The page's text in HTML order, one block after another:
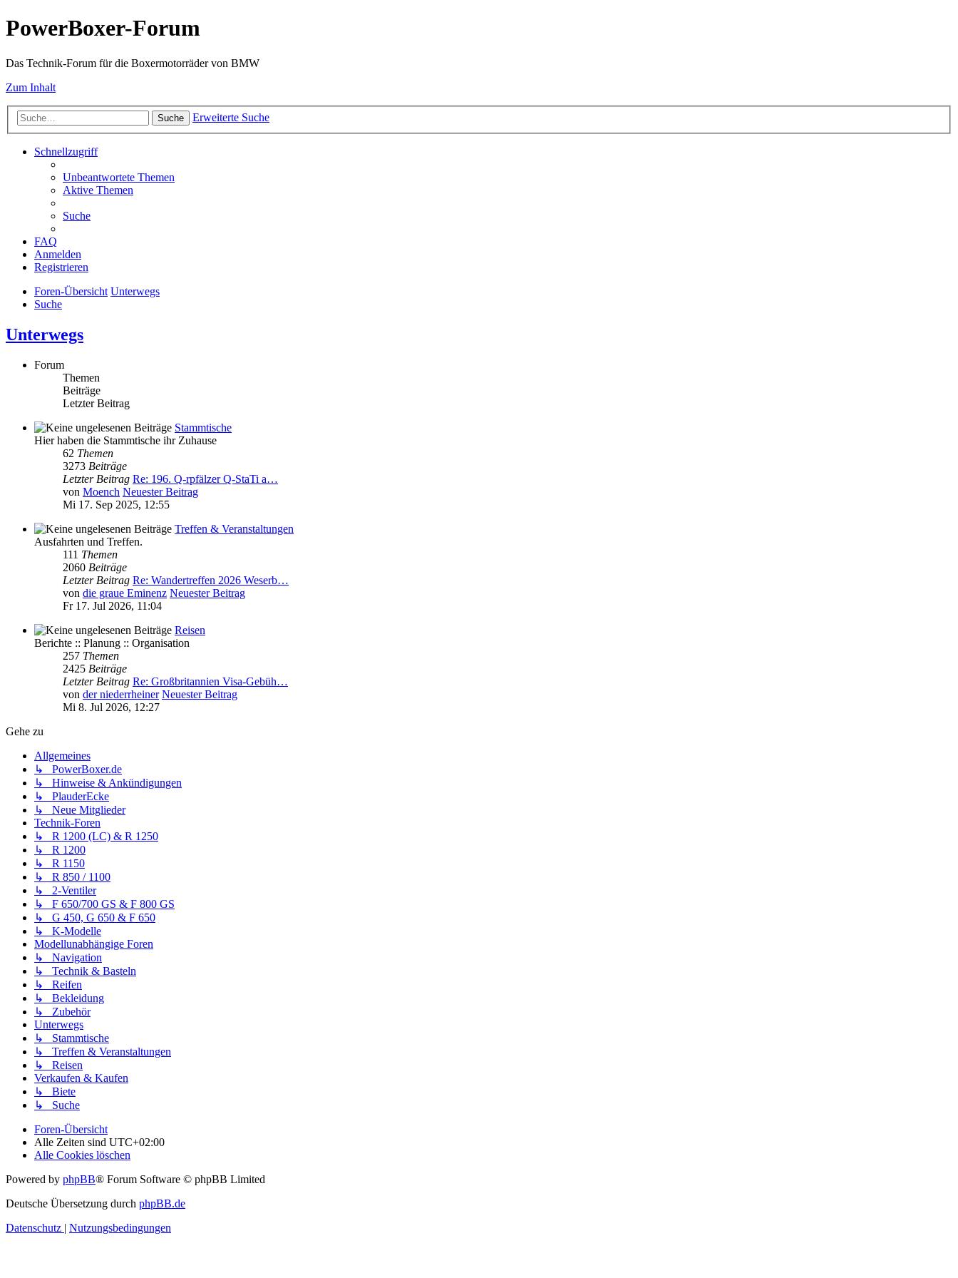
PowerBoxer-Forum
Das Technik-Forum für die Boxermotorräder von BMW
Zum Inhalt
Suche Erweiterte Suche
Schnellzugriff
Unbeantwortete Themen
Aktive Themen
Suche
FAQ
Anmelden
Registrieren
Foren-Übersicht Unterwegs
Suche
Unterwegs
Forum
Themen
Beiträge
Letzter Beitrag
Stammtische
Hier haben die Stammtische ihr Zuhause
62 Themen
3273 Beiträge
Letzter Beitrag Re: 196. Q-rpfälzer Q-StaTi a…
von Moench Neuester Beitrag
Mi 17. Sep 2025, 12:55
Treffen & Veranstaltungen
Ausfahrten und Treffen.
111 Themen
2060 Beiträge
Letzter Beitrag Re: Wandertreffen 2026 Weserb…
von die graue Eminenz Neuester Beitrag
Fr 17. Jul 2026, 11:04
Reisen
Berichte :: Planung :: Organisation
257 Themen
2425 Beiträge
Letzter Beitrag Re: Großbritannien Visa-Gebüh…
von der niederrheiner Neuester Beitrag
Mi 8. Jul 2026, 12:27
Gehe zu
Allgemeines
↳ PowerBoxer.de
↳ Hinweise & Ankündigungen
↳ PlauderEcke
↳ Neue Mitglieder
Technik-Foren
↳ R 1200 (LC) & R 1250
↳ R 1200
↳ R 1150
↳ R 850 / 1100
↳ 2-Ventiler
↳ F 650/700 GS & F 800 GS
↳ G 450, G 650 & F 650
↳ K-Modelle
Modellunabhängige Foren
↳ Navigation
↳ Technik & Basteln
↳ Reifen
↳ Bekleidung
↳ Zubehör
Unterwegs
↳ Stammtische
↳ Treffen & Veranstaltungen
↳ Reisen
Verkaufen & Kaufen
↳ Biete
↳ Suche
Foren-Übersicht
Alle Zeiten sind UTC+02:00
Alle Cookies löschen
Powered by phpBB® Forum Software © phpBB Limited
Deutsche Übersetzung durch phpBB.de
Datenschutz | Nutzungsbedingungen